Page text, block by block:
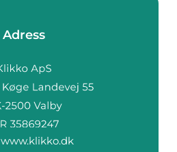
Adress
www.klikko.dk